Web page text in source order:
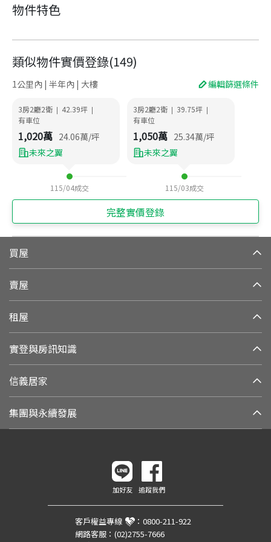
物件特色
類似物件實價登錄(149)
1公里內 | 半年內 | 大樓 編輯篩選條件
3房2廳2衛 | 42.39坪 |
有車位
1,020萬 24.06萬/坪
未來之翼
115/04成交
3房2廳2衛 | 39.75坪 |
有車位
1,050萬 25.34萬/坪
未來之翼
115/03成交
完整實價登錄
買屋
賣屋
租屋
實登與房訊知識
信義居家
集團與永續發展
加好友 追蹤我們
客戶權益專線 ： 0800-211-922
網路客服： (02)2755-7666